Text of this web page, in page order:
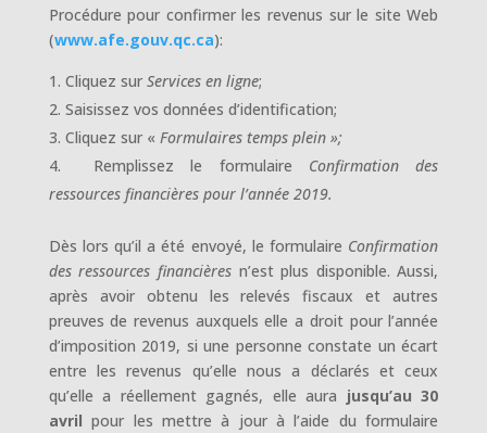
Procédure pour confirmer les revenus sur le site Web
(www.afe.gouv.qc.ca):
Cliquez sur Services en ligne;
Saisissez vos données d’identification;
Cliquez sur « Formulaires temps plein »;
Remplissez le formulaire Confirmation des
ressources financières pour l’année 2019.
Dès lors qu’il a été envoyé, le formulaire Confirmation
des ressources financièresn’est plus disponible. Aussi,
après avoir obtenu les relevés fiscaux et autres
preuves de revenus auxquels elle a droit pour l’année
d’imposition 2019, si une personne constate un écart
entre les revenus qu’elle nous a déclarés et ceux
qu’elle a réellement gagnés, elle aura jusqu’au 30
avrilpour les mettre à jour à l’aide du formulaire